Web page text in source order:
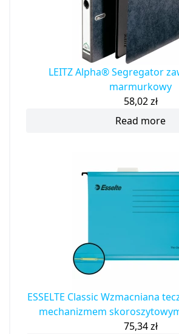
LEITZ Alpha® Segregator
marmurkowy
58,02zł
Read more
ESSELTE Classic Wzmacniana
mechanizmem
75,34zł